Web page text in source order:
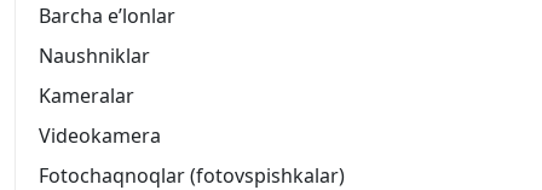
Barcha eʼlonlar
Naushniklar
Kameralar
Videokamera
Fotochaqnoqlar (fotovspishkalar)